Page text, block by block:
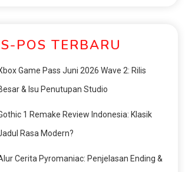
POS TERBARU
Game Pass Juni 2026 Wave 2: Rilis
& Isu Penutupan Studio
1 Remake Review Indonesia: Klasik
Rasa Modern?
Cerita Pyromaniac: Penjelasan Ending &